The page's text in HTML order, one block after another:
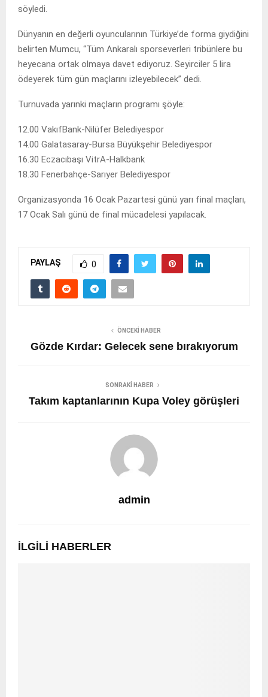
söyledi.
Dünyanın en değerli oyuncularının Türkiye’de forma giydiğini
belirten Mumcu, “Tüm Ankaralı sporseverleri tribünlere bu
heyecana ortak olmaya davet ediyoruz. Seyirciler 5 lira
ödeyerek tüm gün maçlarını izleyebilecek” dedi.
Turnuvada yarınki maçların programı şöyle:
12.00 VakıfBank-Nilüfer Belediyespor
14.00 Galatasaray-Bursa Büyükşehir Belediyespor
16.30 Eczacıbaşı VitrA-Halkbank
18.30 Fenerbahçe-Sarıyer Belediyespor
Organizasyonda 16 Ocak Pazartesi günü yarı final maçları,
17 Ocak Salı günü de final mücadelesi yapılacak.
PAYLAŞ 0
ÖNCEKI HABER
Gözde Kırdar: Gelecek sene bırakıyorum
SONRAKI HABER
Takım kaptanlarının Kupa Voley görüşleri
admin
İLGILI HABERLER